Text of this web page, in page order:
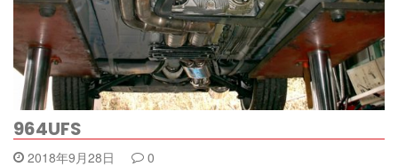
964UFS
2018年9月28日 0